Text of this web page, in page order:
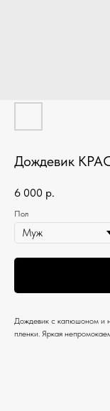
Дождевик
6 000 р.
Пол
Дождевик с капюшоном и
пленки. Яркая